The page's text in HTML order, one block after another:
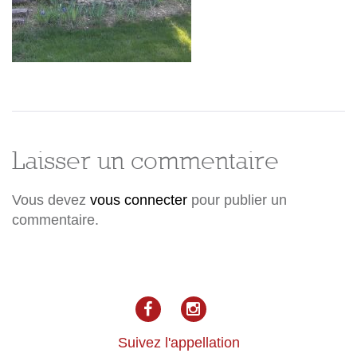
Laisser un commentaire
Vous devez vous connecter pour publier un
commentaire.
facebookInstagram
Suivez l'appellation